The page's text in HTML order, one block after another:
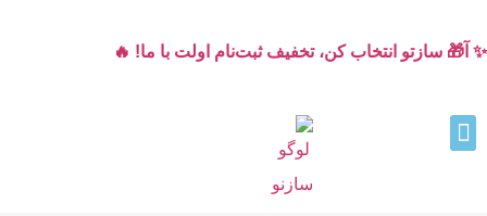
✨ آ🎁 سازتو انتخاب کن، تخفیف ثبت‌نام اولت با ما! 🔥